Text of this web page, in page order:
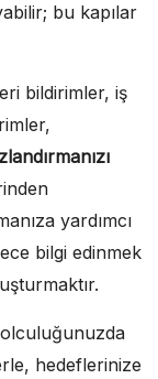
bu kapılar
bildirimler, iş
yardımcı
bilgi edinmek
hedeflerinize